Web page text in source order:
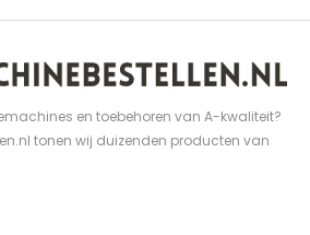
en toebehoren van A-kwaliteit?
tonen wij duizenden producten van